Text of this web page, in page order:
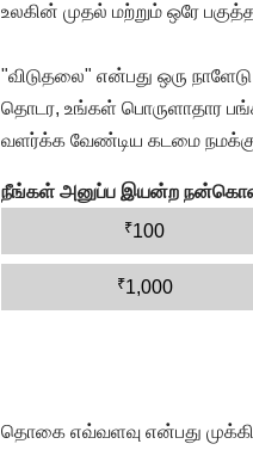
உலகின் முதல் மற்றும் ஒரே
"விடுதலை" என்பது ஒரு
தொடர, உங்கள் பொருளாதார
வளர்க்க வேண்டிய கடமை
நீங்கள் அனுப்ப இயன்ற
₹100
₹1,000
தொகை எவ்வளவு என்பது